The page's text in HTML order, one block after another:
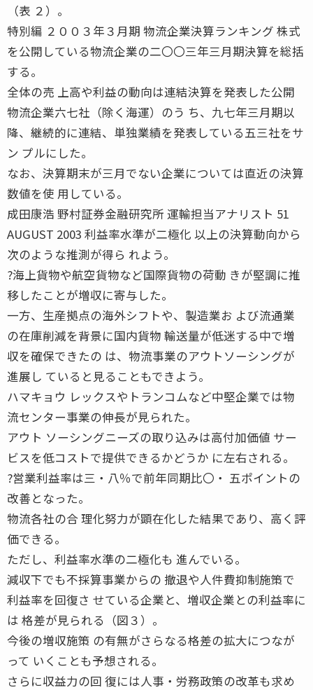
（表 ２）。
特別編 ２００３年３月期 物流企業決算ランキング 株式
を公開している物流企業の二〇〇三年三月期決算を総括
する。
全体の売 上高や利益の動向は連結決算を発表した公開
物流企業六七社（除く海運）のう ち、九七年三月期以
降、継続的に連結、単独業績を発表している五三社をサ
ン プルにした。
なお、決算期末が三月でない企業については直近の決算
数値を使 用している。
成田康浩 野村証券金融研究所 運輸担当アナリスト 51
AUGUST 2003 利益率水準が二極化 以上の決算動向から
次のような推測が得ら れよう。
?海上貨物や航空貨物など国際貨物の荷動 きが堅調に推
移したことが増収に寄与した。
一方、生産拠点の海外シフトや、製造業お よび流通業
の在庫削減を背景に国内貨物 輸送量が低迷する中で増
収を確保できたの は、物流事業のアウトソーシングが
進展し ていると見ることもできよう。
ハマキョウ レックスやトランコムなど中堅企業では物
流センター事業の伸長が見られた。
アウト ソーシングニーズの取り込みは高付加価値 サー
ビスを低コストで提供できるかどうか に左右される。
?営業利益率は三・八％で前年同期比〇・ 五ポイントの
改善となった。
物流各社の合 理化努力が顕在化した結果であり、高く評
価できる。
ただし、利益率水準の二極化も 進んでいる。
減収下でも不採算事業からの 撤退や人件費抑制施策で
利益率を回復さ せている企業と、増収企業との利益率に
は 格差が見られる（図３）。
今後の増収施策 の有無がさらなる格差の拡大につなが
って いくことも予想される。
さらに収益力の回 復には人事・労務政策の改革も求め